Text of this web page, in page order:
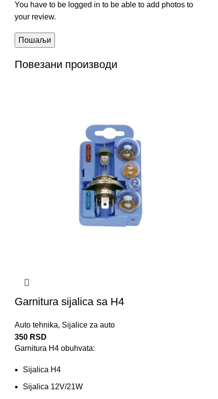
You have to be logged in to be able to add photos to
your review.
Повезани производи
Garnitura sijalica sa H4
Auto tehnika, Sijalice za auto
350 RSD
Garnitura H4 obuhvata:
Sijalica H4
Sijalica 12V/21W